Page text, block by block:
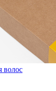
волос